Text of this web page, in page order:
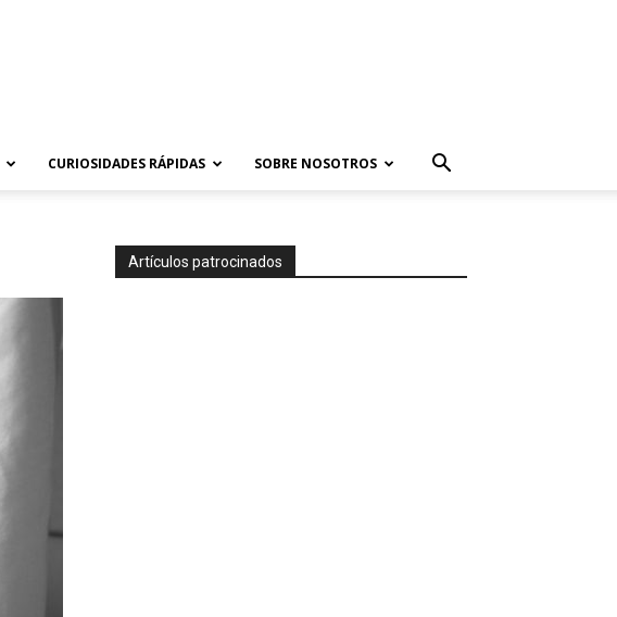
CURIOSIDADES RÁPIDAS SOBRE NOSOTROS
Artículos patrocinados